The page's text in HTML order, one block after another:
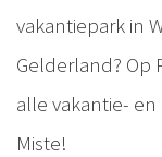
vakantiepark in
Gelderland? Op
alle vakantie-
Miste!